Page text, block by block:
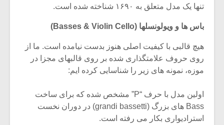
تنها یک مدل متعلق به ۱۶۹۰ شناخته شده است.
باس ها و ویولونسلها (Basses & Violin Cello)
هیچ قالبی با کیفیت اصلی هنوز بدست نیامده است. ما از
روی حروف علامتگذاری شده بر روی قالبهای مجزا در
موزه، نمونه های زیر را شناسایی کرده ایم:
اولین مدل با حرف “P” مشخص شده که برای ساخت
Bass های بزرگ (grandi bassetti) در دوران نخست
استرادیواری بکار می رفته است.
یادداشتی بر موسیقی
شیش و نیم»
اگر نمی توانی
مشهورترین باشی،
بدنام ترین باش
موسیقی